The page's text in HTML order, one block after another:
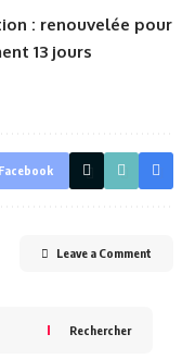
: renouvelée pour
13 jours
Facebook
Leave a Comment
Rechercher